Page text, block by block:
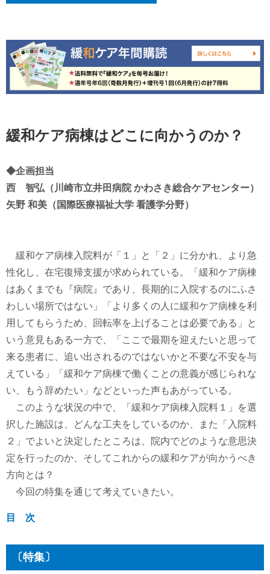
緩和ケア病棟はどこに向かうのか？
◆企画担当
西 智弘（川崎市立井田病院 かわさき総合ケアセンター）
矢野 和美（国際医療福祉大学 看護学分野）
緩和ケア病棟入院料が「１」と「２」に分かれ、より急
性化し、在宅復帰支援が求められている。「緩和ケア病棟
はあくまでも『病院』であり、長期的に入院するのにふさ
わしい場所ではない」「より多くの人に緩和ケア病棟を利
用してもらうため、回転率を上げることは必要である」と
いう意見もある一方で、「ここで最期を迎えたいと思って
来る患者に、追い出されるのではないかと不要な不安を与
えている」「緩和ケア病棟で働くことの意義が感じられな
い、もう辞めたい」などといった声もあがっている。
このような状況の中で、「緩和ケア病棟入院料１」を選
択した施設は、どんな工夫をしているのか、また「入院料
２」でよいと決定したところは、院内でどのような意思決
定を行ったのか、そしてこれからの緩和ケアが向かうべき
方向とは？
今回の特集を通じて考えていきたい。
目 次
〔特集〕